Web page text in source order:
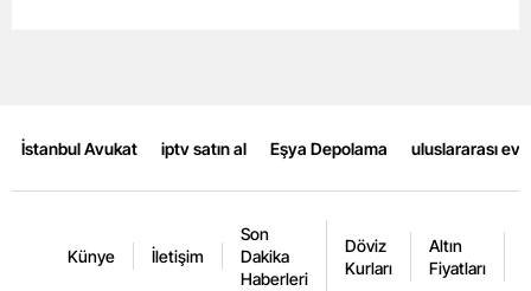
Kütahya
İstanbul Avukat iptv satın al Eşya Depolama uluslararası
Künye İletişim
Son
Dakika
Haberleri
Döviz
Kurları
Altın
Fiyatları